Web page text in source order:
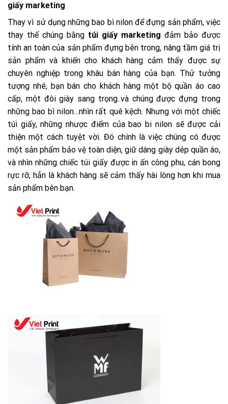
giấy marketing
Thay vì sử dụng những bao bì nilon để đựng sản phẩm, việc
thay thế chúng bằng túi giấy marketing đảm bảo được
tính an toàn của sản phẩm đựng bên trong, nâng tầm giá trị
sản phẩm và khiến cho khách hàng cảm thấy được sự
chuyên nghiệp trong khâu bán hàng của bạn. Thử tưởng
tượng nhé, bạn bán cho khách hàng một bộ quần áo cao
cấp, một đôi giày sang trọng..và chúng được đựng trong
những bao bì nilon…nhìn rất quê kệch. Nhưng với một chiếc
túi giấy, những nhược điểm của bao bi nilon sẽ được cải
thiện một cách tuyệt vời. Đó chính là việc chúng có được
một sản phẩm bảo vệ toàn diện, giữ dáng giày dép quần áo,
và nhìn những chiếc túi giấy được in ấn công phu, cán bong
rực rỡ, hẳn là khách hàng sẽ cảm thấy hài lòng hơn khi mua
sản phẩm bên bạn.